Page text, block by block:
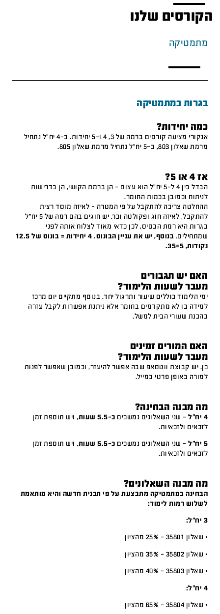
הקורסים שלנו
מתמטיקה
בגרות במתמטיקה
כמה יחידות?
אנקורי מציעה קורסים ברמה של 3, 4 ו-5 יחידות. ב-4 יח"ל נתחיל
מרמת שאלון 803, ב-5 יח"ל נתחיל מרמת שאלון 805.
אז 4 או 5?
הבדל בין 4 ל-5 יח"ל הוא עצום – הן ברמת הקושי, הן בדרישות
לניתוח וכמובן בכמות החומר.
ההחלטה צריכה להתקבל על פי המטרה – לאיזה מוסד רצית
להתקבל, לאיזה חוג ופקולטה וכו'. יש חוגים בהם רמה של 5 יח"ל
בגרות היא רמת הבסיס, לכן כדאי מאוד לצלוח אותה לפני
שמתחילים.
בנוסף, יש את עניין הבונוס. 4 יחידות = בונוס של 12.5
נקודות, 5=35.
האם יש תגבורים
מעבר לשעות הלימוד?
ימי הלימוד כוללים שיעור ותרגול יחד. בנוסף מתקיים יום מרכז
למידה בו לא מתקדמים בחומר אלא ניתנת אפשרות לקבל עזרה
בהכנת שעורי הבית למשל.
האם המורים זמינים
מעבר לשעות הלימוד?
כן. יש קבוצת ווטסאפ שבה אפשר להיעזר, וכמובן שאפשר לפנות
למורה באופן פרטי במייל.
מה מבנה הבחינה?
4 יח"ל – שני השאלונים נמשכים כ-5.5 שעות
, ויש תוספת זמן
לזכאים ולזכאיות.
5 יח"ל – שני השאלונים נמשכים כ-5.5 שעות
, ויש תוספת זמן
לזכאים ולזכאיות.
מה מבנה השאלונים?
הבחינה במתמטיקה מתבצעת על פי תכנית חדשה והיא מותאמת
לשלוש רמות לימוד:
3 יח”ל:
• שאלון 35801 – 25% מהציון
• שאלון 35802 – 35% מהציון
• שאלון 35803 – 40% מהציון
4 יח”ל:
• שאלון 35804 – 65% מהציון